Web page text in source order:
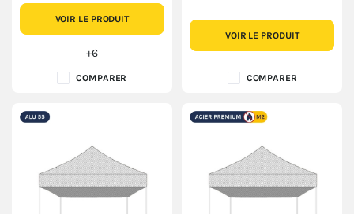
VOIR LE PRODUIT
+6
COMPARER
VOIR LE PRODUIT
COMPARER